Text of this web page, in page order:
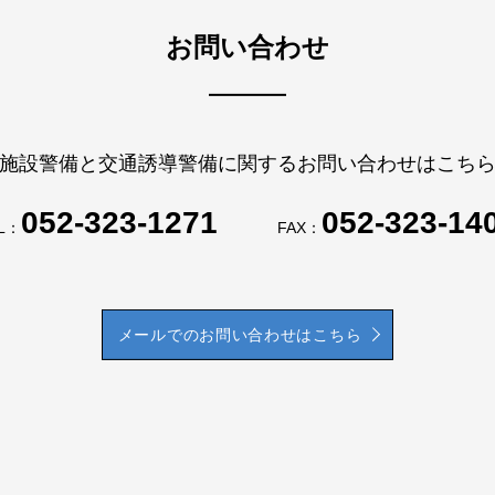
お問い合わせ
施設警備と交通誘導警備に関するお問い合わせはこちら
052-323-1271 FAX： 052-323-
メールでのお問い合わせはこちら